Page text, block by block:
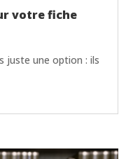
votre fiche
juste une option : ils